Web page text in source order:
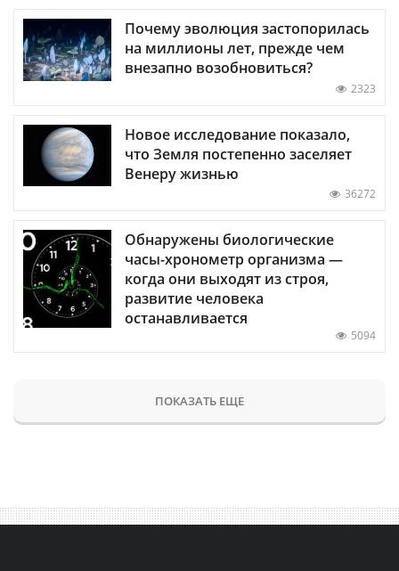
Почему эволюция застопорилась
на миллионы лет, прежде чем
внезапно возобновиться?
2323
Новое исследование показало,
что Земля постепенно заселяет
Венеру жизнью
36272
Обнаружены биологические
часы-хронометр организма —
когда они выходят из строя,
развитие человека
останавливается
5094
ПОКАЗАТЬ ЕЩЕ